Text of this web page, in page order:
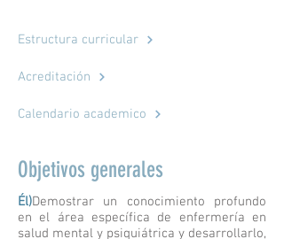
Estructura curricular
Acreditación
Calendario academico
Objetivos generales
Él)Demostrar un conocimiento profundo
en el área específica de enfermería en
salud mental y psiquiátrica y desarrollarlo,